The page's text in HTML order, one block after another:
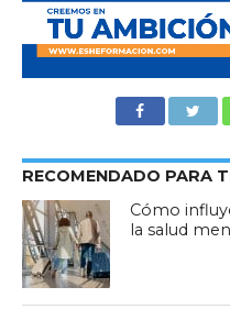
RECOMENDADO PARA
Cómo
la salud